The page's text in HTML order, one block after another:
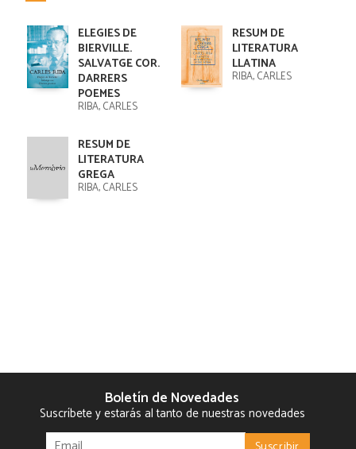
ELEGIES DE
BIERVILLE.
SALVATGE COR.
DARRERS
POEMES
RIBA, CARLES
RESUM DE
LITERATURA
LLATINA
RIBA, CARLES
RESUM DE
LITERATURA
GREGA
RIBA, CARLES
Boletín de Novedades
Suscríbete y estarás al tanto de nuestras novedades